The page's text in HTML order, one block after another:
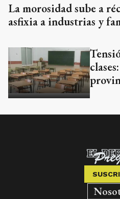
La morosidad sube a
asfixia a industrias y